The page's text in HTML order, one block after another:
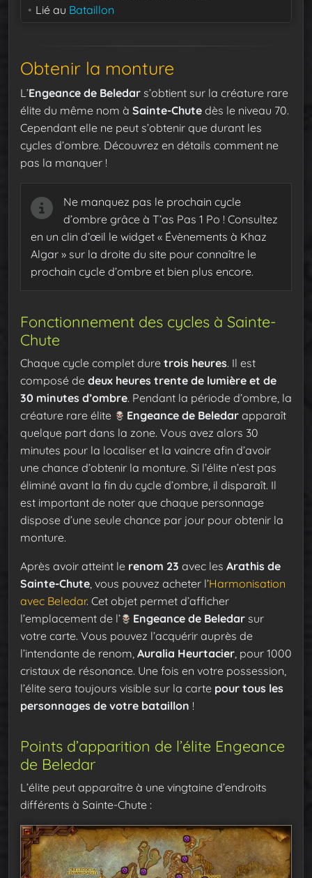
Lié au Bataillon
Obtenir la monture
L’Engeance de Beledar s’obtient sur la créature rare
élite du même nom à Sainte-Chute dès le niveau 70.
Cependant elle ne peut s’obtenir que durant les
cycles d’ombre. Découvrez en détails comment ne
pas la manquer !
Ne manquez pas le prochain cycle
d’ombre grâce à T’as Pas 1 Po ! Consultez
en un clin d’œil le widget « Évènements à Khaz
Algar » sur la droite du site pour connaître le
prochain cycle d’ombre et bien plus encore.
Fonctionnement des cycles à Sainte-
Chute
Chaque cycle complet dure trois heures. Il est
composé de deux heures trente de lumière et de
30 minutes d’ombre. Pendant la période d’ombre, la
créature rare élite
Engeance de Beledar apparaît
quelque part dans la zone. Vous avez alors 30
minutes pour la localiser et la vaincre afin d’avoir
une chance d’obtenir la monture. Si l’élite n’est pas
éliminé avant la fin du cycle d’ombre, il disparaît. Il
est important de noter que chaque personnage
dispose d’une seule chance par jour pour obtenir la
monture.
Après avoir atteint le renom 23 avec les Arathis de
Sainte-Chute , vous pouvez acheter l’Harmonisation
avec Beledar. Cet objet permet d’afficher
l’emplacement de l’
Engeance de Beledar sur
votre carte. Vous pouvez l’acquérir auprès de
l’intendante de renom, Auralia Heurtacier , pour 1000
cristaux de résonance. Une fois en votre possession,
l’élite sera toujours visible sur la carte pour tous les
personnages de votre bataillon !
Points d’apparition de l’élite Engeance
de Beledar
L’élite peut apparaître à une vingtaine d’endroits
différents à Sainte-Chute :